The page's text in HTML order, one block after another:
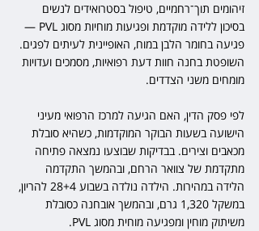
זיהומים תוך־רחמיים, טיפול בסטרואידים לנשים
בסיכון ללידה מוקדמת ופגיעות מוחיות מסוג PVL —
פגיעה בחומר הלבן במוח, האופיינית לעיתים לפגים.
השופטת בחנה חוות דעת רפואיות, מסמכים ועדויות
מומחים משני הצדדים.
לפי פסק הדין, האם הגיעה למרכז הרפואי מעיני
הישועה בשעות הבוקר המוקדמות, כשהיא סובלת
מכאבים וצירים. בבדיקות שבוצעו נמצאה פתיחה
מתקדמת של צוואר הרחם, ובהמשך התקדמה
הלידה במהירות. הילדה נולדה בשבוע 28+4 להריון,
במשקל 1,320 גרם, ובהמשך אובחנה כסובלת
משיתוק מוחין ומפגיעה מוחית מסוג PVL.